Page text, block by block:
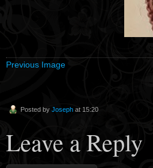
Previous Image
Posted by Joseph at 15:20
Leave a Reply